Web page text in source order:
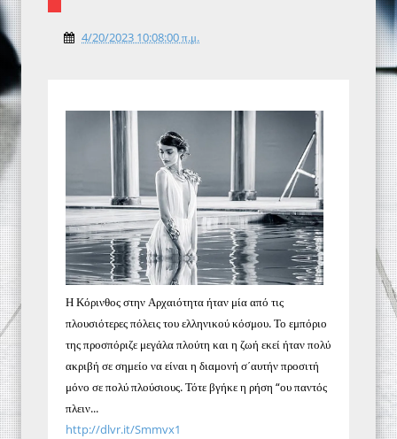
4/20/2023 10:08:00 π.μ.
Η Κόρινθος στην Αρχαιότητα ήταν μία από τις
πλουσιότερες πόλεις του ελληνικού κόσμου. Το εμπόριο
της προσπόριζε μεγάλα πλούτη και η ζωή εκεί ήταν πολύ
ακριβή σε σημείο να είναι η διαμονή σ΄αυτήν προσιτή
μόνο σε πολύ πλούσιους. Τότε βγήκε η ρήση “ου παντός
πλειν...
http://dlvr.it/Smmvx1